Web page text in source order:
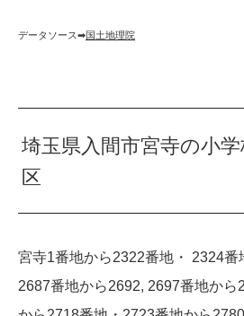
データソース➡︎国土地理院
埼玉県入間市宮寺の小
区
宮寺1番地から2322番地・ 2324番
2687番地から2692, 2697番地から